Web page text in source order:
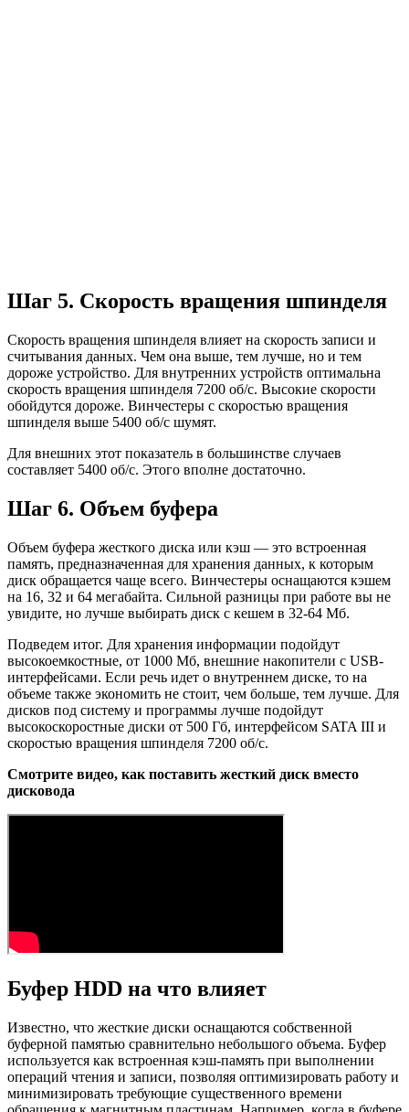
Шаг 5. Скорость вращения шпинделя
Скорость вращения шпинделя влияет на скорость записи и
считывания данных. Чем она выше, тем лучше, но и тем
дороже устройство. Для внутренних устройств оптимальна
скорость вращения шпинделя 7200 об/с. Высокие скорости
обойдутся дороже. Винчестеры с скоростью вращения
шпинделя выше 5400 об/с шумят.
Для внешних этот показатель в большинстве случаев
составляет 5400 об/c. Этого вполне достаточно.
Шаг 6. Объем буфера
Объем буфера жесткого диска или кэш — это встроенная
память, предназначенная для хранения данных, к которым
диск обращается чаще всего. Винчестеры оснащаются кэшем
на 16, 32 и 64 мегабайта. Сильной разницы при работе вы не
увидите, но лучше выбирать диск с кешем в 32-64 Мб.
Подведем итог. Для хранения информации подойдут
высокоемкостные, от 1000 Мб, внешние накопители с USB-
интерфейсами. Если речь идет о внутреннем диске, то на
объеме также экономить не стоит, чем больше, тем лучше. Для
дисков под систему и программы лучше подойдут
высокоскоростные диски от 500 Гб, интерфейсом SATA III и
скоростью вращения шпинделя 7200 об/c.
Смотрите видео, как поставить жесткий диск вместо
дисковода
Буфер HDD на что влияет
Известно, что жесткие диски оснащаются собственной
буферной памятью сравнительно небольшого объема. Буфер
используется как встроенная кэш-память при выполнении
операций чтения и записи, позволяя оптимизировать работу и
минимизировать требующие существенного времени